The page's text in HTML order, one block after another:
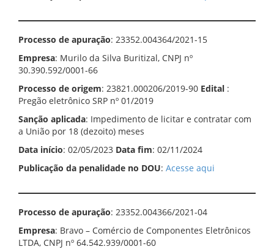
Processo de apuração: 23352.004364/2021-15
Empresa: Murilo da Silva Buritizal, CNPJ nº
30.390.592/0001-66
Processo de origem: 23821.000206/2019-90 Edital :
Pregão eletrônico SRP nº 01/2019
Sanção aplicada: Impedimento de licitar e contratar com
a União por 18 (dezoito) meses
Data início: 02/05/2023 Data fim: 02/11/2024
Publicação da penalidade no DOU: Acesse aqui
Processo de apuração: 23352.004366/2021-04
Empresa: Bravo – Comércio de Componentes Eletrônicos
LTDA, CNPJ nº 64.542.939/0001-60